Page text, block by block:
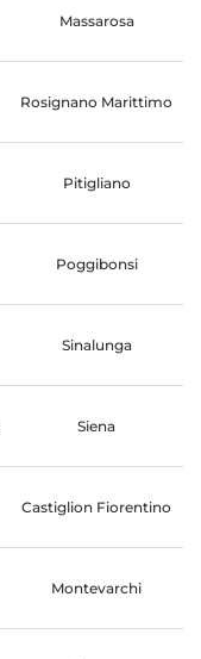
Massarosa
Rosignano Marittimo
Pitigliano
Poggibonsi
Sinalunga
Siena
Castiglion Fiorentino
Montevarchi